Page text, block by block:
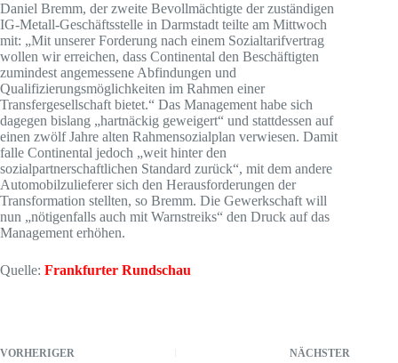
Daniel Bremm, der zweite Bevollmächtigte der zuständigen
IG-Metall-Geschäftsstelle in Darmstadt teilte am Mittwoch
mit: „Mit unserer Forderung nach einem Sozialtarifvertrag
wollen wir erreichen, dass Continental den Beschäftigten
zumindest angemessene Abfindungen und
Qualifizierungsmöglichkeiten im Rahmen einer
Transfergesellschaft bietet.“ Das Management habe sich
dagegen bislang „hartnäckig geweigert“ und stattdessen auf
einen zwölf Jahre alten Rahmensozialplan verwiesen. Damit
falle Continental jedoch „weit hinter den
sozialpartnerschaftlichen Standard zurück“, mit dem andere
Automobilzulieferer sich den Herausforderungen der
Transformation stellten, so Bremm. Die Gewerkschaft will
nun „nötigenfalls auch mit Warnstreiks“ den Druck auf das
Management erhöhen.
Quelle: Frankfurter Rundschau
VORHERIGER NÄCHSTER